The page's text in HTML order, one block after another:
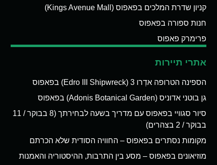
קניון שדרת המלכים בפאפוס (Kings Avenue Mall)
חנות ספורה בפאפוס
פרימרק פאפוס
אתרי תיירות
הספינה הטרופה אדְרו 3 (Edro III Shipwreck) בפאפוס
גן בוטני אדוניס (Adonis Botanical Garden) בפאפוס
סיור סגוויי בפאפוס עם מדריך בשעה לבחירתך (8 בבוקר / 11
בבוקר / 2 בצהרים)
מקומות נסתרים בפאפוס – החוויה הסודית שלא הכרתם
מוזיאונים בפאפוס – מסע בין התרבות, ההיסטוריה והאמנות